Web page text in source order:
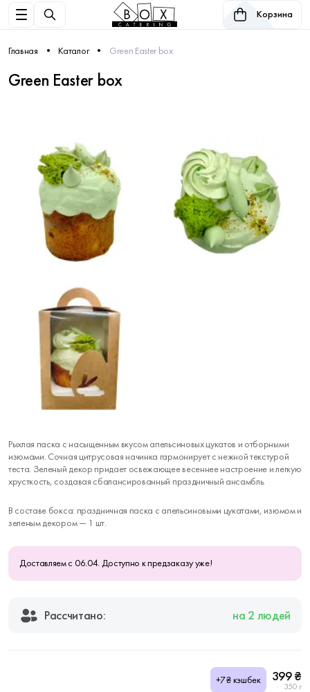
Корзина
Главная Каталог Green Easter box
Green Easter box
Рыхлая паска с насыщенным вкусом апельсиновых цукатов и отборными
изюмами. Сочная цитрусовая начинка гармонирует с нежной текстурой
теста. Зеленый декор придает освежающее весеннее настроение и легкую
хрусткость, создавая сбалансированный праздничный ансамбль.
В составе бокса: праздничная паска с апельсиновыми цукатами, изюмом и
зеленым декором — 1 шт.
Доставляем с 06.04. Доступно к предзаказу уже!
Рассчитано: на 2 людей
+7₴ кэшбек 399 ₴
350 г